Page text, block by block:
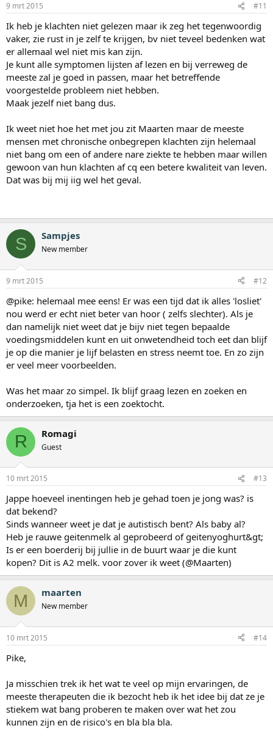
9 mrt 2015 #11
Ik heb je klachten niet gelezen maar ik zeg het tegenwoordig
vaker, zie rust in je zelf te krijgen, bv niet teveel bedenken wat
er allemaal wel niet mis kan zijn.
Je kunt alle symptomen lijsten af lezen en bij verreweg de
meeste zal je goed in passen, maar het betreffende
voorgestelde probleem niet hebben.
Maak jezelf niet bang dus.
Ik weet niet hoe het met jou zit Maarten maar de meeste
mensen met chronische onbegrepen klachten zijn helemaal
niet bang om een of andere nare ziekte te hebben maar willen
gewoon van hun klachten af cq een betere kwaliteit van leven.
Dat was bij mij iig wel het geval.
S Sampjes
New member
9 mrt 2015 #12
@pike: helemaal mee eens! Er was een tijd dat ik alles 'losliet'
nou werd er echt niet beter van hoor ( zelfs slechter). Als je
dan namelijk niet weet dat je bijv niet tegen bepaalde
voedingsmiddelen kunt en uit onwetendheid toch eet dan blijf
je op die manier je lijf belasten en stress neemt toe. En zo zijn
er veel meer voorbeelden.
Was het maar zo simpel. Ik blijf graag lezen en zoeken en
onderzoeken, tja het is een zoektocht.
R Romagi
Guest
10 mrt 2015 #13
Jappe hoeveel inentingen heb je gehad toen je jong was? is
dat bekend?
Sinds wanneer weet je dat je autistisch bent? Als baby al?
Heb je rauwe geitenmelk al geprobeerd of geitenyoghurt&gt;
Is er een boerderij bij jullie in de buurt waar je die kunt
kopen? Dit is A2 melk. voor zover ik weet (@Maarten)
M maarten
New member
10 mrt 2015 #14
Pike,
Ja misschien trek ik het wat te veel op mijn ervaringen, de
meeste therapeuten die ik bezocht heb ik het idee bij dat ze je
stiekem wat bang proberen te maken over wat het zou
kunnen zijn en de risico's en bla bla bla.